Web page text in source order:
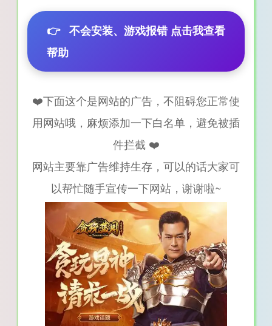
👉 不会安装、游戏报错 点击我查看
帮助
❤️下面这个是网站的广告，不阻碍您正常使
用网站哦，麻烦添加一下白名单，避免被插
件拦截 ❤️
网站主要靠广告维持生存，可以的话大家可
以帮忙随手宣传一下网站，谢谢啦~